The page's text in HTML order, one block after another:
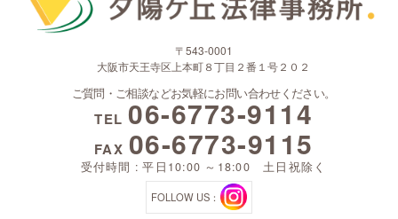
〒543-0001
大阪市天王寺区上本町８丁目２番１号２０２
ご質問・ご相談などお気軽にお問い合わせください。
TEL 06-6773-9114
FAX 06-6773-9115
受付時間 : 平日10:00 ～18:00 土日祝除く
FOLLOW US：